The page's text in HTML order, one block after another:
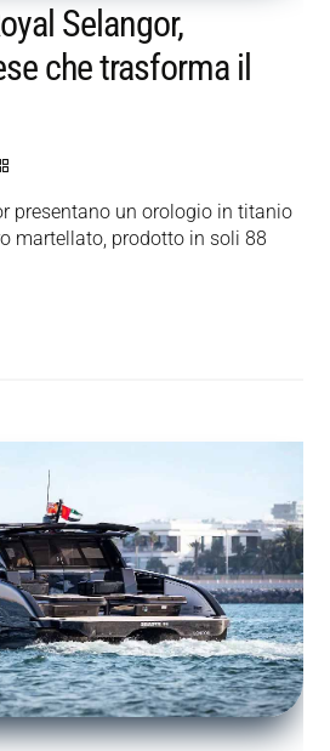
Selangor,
che trasforma il
presentano un orologio in titanio
martellato, prodotto in soli 88